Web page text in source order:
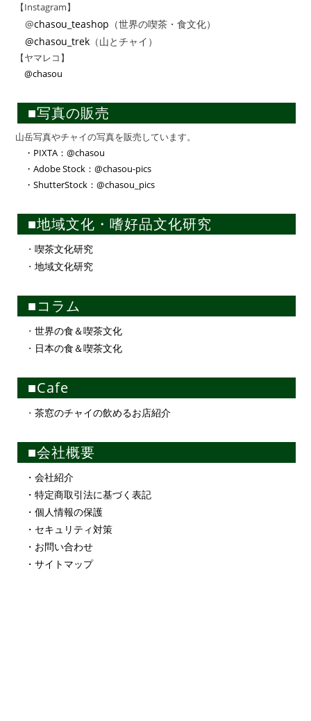
【Instagram】
@chasou_teashop （世界の喫茶・食文化）
@chasou_trek （山とチャイ）
【ヤマレコ】
@chasou
■写真の販売
山岳写真やチャイの写真を販売しています。
・PIXTA：@chasou
・Adobe Stock：@chasou-pics
・ShutterStock：@chasou_pics
■地域文化・嗜好品文化研究
・喫茶文化研究
・地域文化研究
■コラム
・世界の食＆喫茶文化
・ 日本の食＆喫茶文化
■Cafe
・茶窓のチャイの飲めるお店紹介
■会社概要
・会社紹介
・特定商取引法に基づく表記
・個人情報の保護
・セキュリティ対策
・お問い合わせ
・サイトマップ